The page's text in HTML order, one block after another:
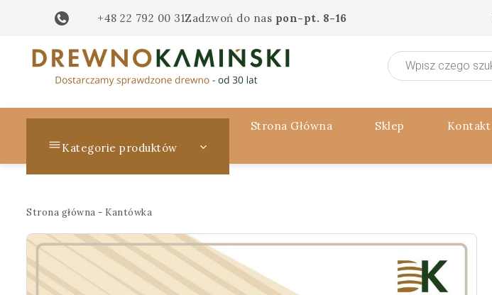
+48 22 792 00 31Zadzwoń do nas pon-pt. 8-16
Wyszukiwarka
produktów
Kategorie produktów
Strona Główna Sklep Kontakt
Strona główna - Kantówka